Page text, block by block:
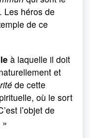
héros de
de ce
à laquelle il doit
et
de cette
où le sort
l’objet de
»